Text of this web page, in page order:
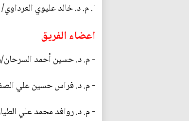
ا. م. د. خالد عليوي
اعضاء الفريق
- م. د. حسين أحمد السرحان/
- م. د. فراس حسين علي
- م. د. روافد محمد علي